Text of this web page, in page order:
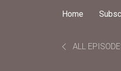
Home
ALL